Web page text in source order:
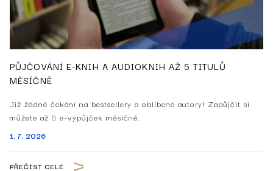
PŮJČOVÁNÍ E-KNIH A AUDIOKNIH AŽ 5 TITULŮ
MĚSÍČNĚ
Již žádné čekání na bestsellery a oblíbené autory! Zapůjčit si
můžete až 5 e-výpůjček měsíčně.
1. 7. 2026
PŘEČÍST CELÉ